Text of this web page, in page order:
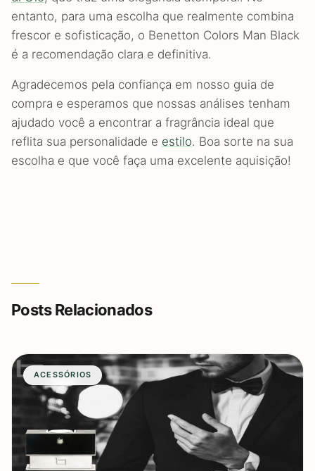
entanto, para uma escolha que realmente combina
frescor e sofisticação, o Benetton Colors Man Black
é a recomendação clara e definitiva.
Agradecemos pela confiança em nosso guia de
compra e esperamos que nossas análises tenham
ajudado você a encontrar a fragrância ideal que
reflita sua personalidade e estilo. Boa sorte na sua
escolha e que você faça uma excelente aquisição!
Posts Relacionados
ACESSÓRIOS